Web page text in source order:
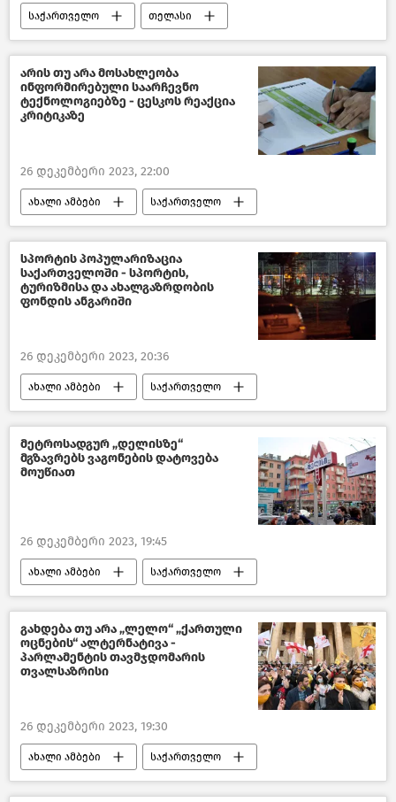
საქართველო თელასი
თბილისი დღეს საზოგადოება
არის თუ არა მოსახლეობა
ინფორმირებული საარჩევნო
ტექნოლოგიებზე - ცესკოს რეაქცია
კრიტიკაზე
26 დეკემბერი 2023, 22:00
ახალი ამბები საქართველო
პოლიტიკა საქართველოში პოლიტიკა
ცესკო საზოგადოება
სპორტის პოპულარიზაცია
საქართველოში - სპორტის,
ტურიზმისა და ახალგაზრდობის
ფონდის ანგარიში
26 დეკემბერი 2023, 20:36
ახალი ამბები საქართველო
სპორტი საზოგადოება
მეტროსადგურ „დელისზე“
მგზავრებს ვაგონების დატოვება
მოუწიათ
26 დეკემბერი 2023, 19:45
ახალი ამბები საქართველო
ტრანსპორტი საქართველოში
თბილისი დღეს
შემთხვევები საქართველოში
შემთხვევები
გახდება თუ არა „ლელო“ „ქართული
ოცნების“ ალტერნატივა -
პარლამენტის თავმჯდომარის
თვალსაზრისი
26 დეკემბერი 2023, 19:30
ახალი ამბები საქართველო
პოლიტიკა საქართველოში პოლიტიკა